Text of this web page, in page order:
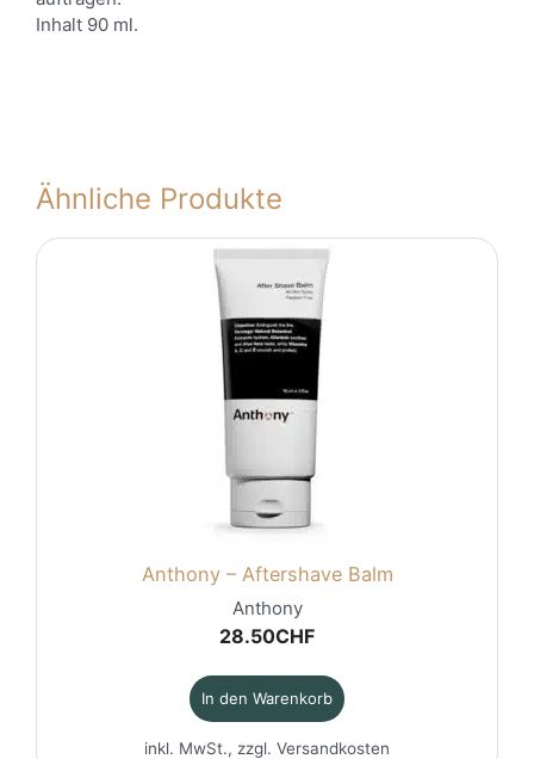
Inhalt 90 ml.
Ähnliche Produkte
Anthony – Aftershave Balm
Anthony
28.50CHF
In den Warenkorb
inkl. MwSt., zzgl. Versandkosten